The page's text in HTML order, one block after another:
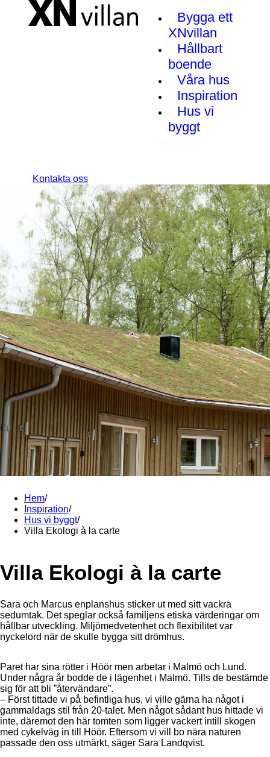
Bygga ett
XNvillan
Hållbart
boende
Våra hus
Inspiration
Hus vi
byggt
Kontakta oss
Hem/
Inspiration/
Hus vi byggt/
Villa Ekologi à la carte
Villa Ekologi à la carte
Sara och Marcus enplanshus sticker ut med sitt vackra
sedumtak. Det speglar också familjens etiska värderingar om
hållbar utveckling. Miljömedvetenhet och flexibilitet var
nyckelord när de skulle bygga sitt drömhus.
Paret har sina rötter i Höör men arbetar i Malmö och Lund.
Under några år bodde de i lägenhet i Malmö. Tills de bestämde
sig för att bli ”återvändare”.
– Först tittade vi på befintliga hus, vi ville gärna ha något i
gammaldags stil från 20-talet. Men något sådant hus hittade vi
inte, däremot den här tomten som ligger vackert intill skogen
med cykelväg in till Höör. Eftersom vi vill bo nära naturen
passade den oss utmärkt, säger Sara Landqvist.